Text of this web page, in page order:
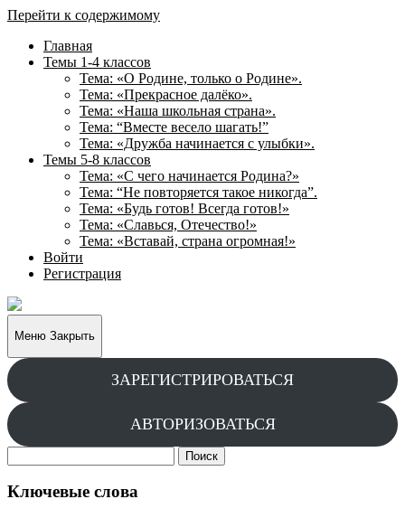
Перейти к содержимому
Главная
Темы 1-4 классов
Тема: «О Родине, только о Родине».
Тема: «Прекрасное далёко».
Тема: «Наша школьная страна».
Тема: “Вместе весело шагать!”
Тема: «Дружба начинается с улыбки».
Темы 5-8 классов
Тема: «С чего начинается Родина?»
Тема: “Не повторяется такое никогда”.
Тема: «Будь готов! Всегда готов!»
Тема: «Славься, Отечество!»
Тема: «Вставай, страна огромная!»
Войти
Регистрация
Творческие
задания
для
Меню Закрыть
ЗАРЕГИСТРИРОВАТЬСЯ
АВТОРИЗОВАТЬСЯ
Ключевые слова